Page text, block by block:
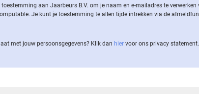
aan Jaarbeurs B.V. om je naam en e-mailadres te verwerken
Je kunt je toestemming te allen tijde intrekken via de
met jouw per­soons­ge­ge­vens? Klik dan hier voor ons privacy statement.